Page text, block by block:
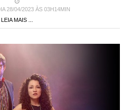
28/04/2023 ÀS 03H14MIN
LEIA MAIS ...